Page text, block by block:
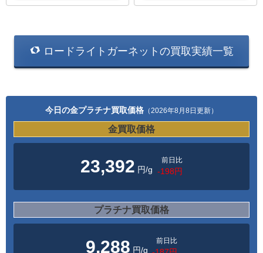
ロードライトガーネットの買取実績一覧
今日の金プラチナ買取価格 （2026年8月8日更新）
金買取価格
23,392 円/g
前日比
-198円
プラチナ買取価格
9,288 円/g
前日比